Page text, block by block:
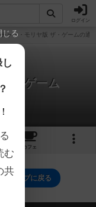
ログイン
チャイ・モリヤ版 ザ・ゲームの通
・ゲーム
カフェ
のトップに戻る
じる
む
共